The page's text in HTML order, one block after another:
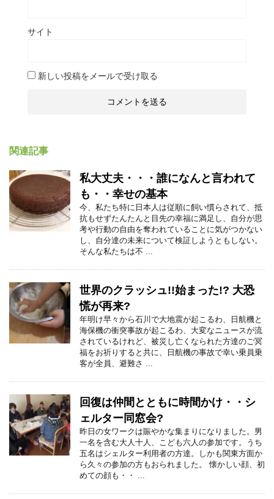
サイト
新しい投稿をメールで受け取る
関連記事
私大丈夫・・・誰になんと言われて
も・・幸せの基本
今、私たち特に日本人は従順に飼い慣らされて、抵
抗もせずたんたんと目先の幸福に満足し、自分が思
考や行動の自由を奪われていることに気がつかない
し、自分達の未来について検証しようともしない。
そんな私たちは不 ...
世界のクラッシュ!!始まった!? 大恐
慌が再来?
年明け早々から石川で大地震が起こるわ、日航機と
海保機の衝突事故が起こるわ、大変なニュースが流
されているけれど、被災し亡くなられた方達のご冥
福をお祈りすると共に、日航機の事故で幸い乗員乗
客が全員、避難さ ...
回復は仲間とともに時間かけ・・シ
ェルター同窓会?
昨日の女ワークは賑やかな集まりになりました。男
一名を含む大人十人、こども六人の参加です。うち
五名はシェルター利用者の方達。しかも関東方面か
ら久々の参加の方もおられました。 懐かしい顔、初
めての顔も・・ ...